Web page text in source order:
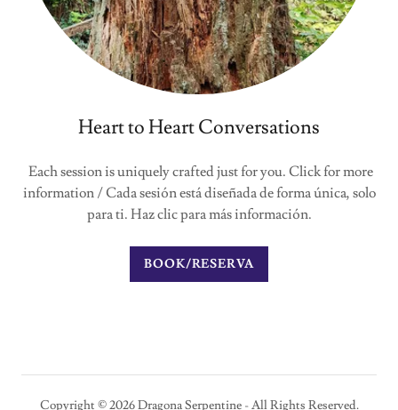
Heart to Heart Conversations
Each session is uniquely crafted just for you. Click for more
information / Cada sesión está diseñada de forma única, solo
para ti. Haz clic para más información.
BOOK/RESERVA
Copyright © 2026 Dragona Serpentine - All Rights Reserved.